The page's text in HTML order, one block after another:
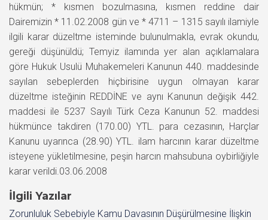
hükmün; * kısmen bozulmasına, kısmen reddine dair
Dairemizin * 11.02.2008 gün ve * 4711 – 1315 sayılı ilamiyle
ilgili karar düzeltme isteminde bulunulmakla, evrak okundu,
gereği düşünüldü; Temyiz ilamında yer alan açıklamalara
göre Hukuk Usulü Muhakemeleri Kanunun 440. maddesinde
sayılan sebeplerden hiçbirisine uygun olmayan karar
düzeltme isteğinin REDDİNE ve aynı Kanunun değişik 442.
maddesi ile 5237 Sayılı Türk Ceza Kanunun 52. maddesi
hükmünce takdiren (170.00) YTL. para cezasının, Harçlar
Kanunu uyarınca (28.90) YTL. ilam harcının karar düzeltme
isteyene yükletilmesine, peşin harcın mahsubuna oybirliğiyle
karar verildi.03.06.2008
İlgili Yazılar
Zorunluluk Sebebiyle Kamu Davasının Düşürülmesine İlişkin